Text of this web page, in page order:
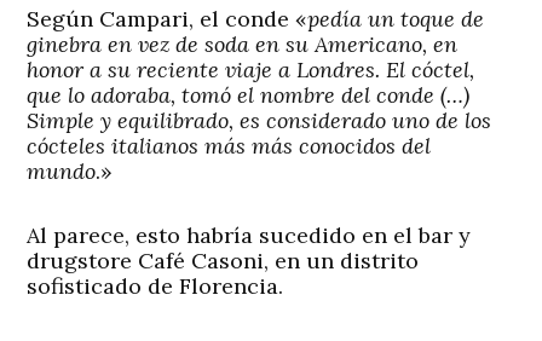
Según Campari, el conde «pedía un toque de
ginebra en vez de soda en su Americano, en
honor a su reciente viaje a Londres. El cóctel,
que lo adoraba, tomó el nombre del conde (…)
Simple y equilibrado, es considerado uno de los
cócteles italianos más más conocidos del
mundo.»
Al parece, esto habría sucedido en el bar y
drugstore Café Casoni, en un distrito
sofisticado de Florencia.